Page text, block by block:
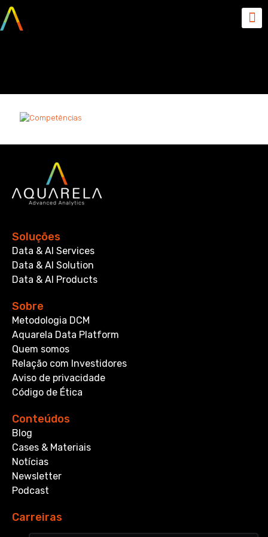
Soluções
Data & AI Services
Data & AI Solution
Data & AI Products
Sobre
Metodologia DCM
Aquarela Data Platform
Quem somos
Relação com Investidores
Aviso de privacidade
Código de Ética
Conteúdos
Blog
Cases & Materiais
Notícias
Newsletter
Podcast
Carreiras